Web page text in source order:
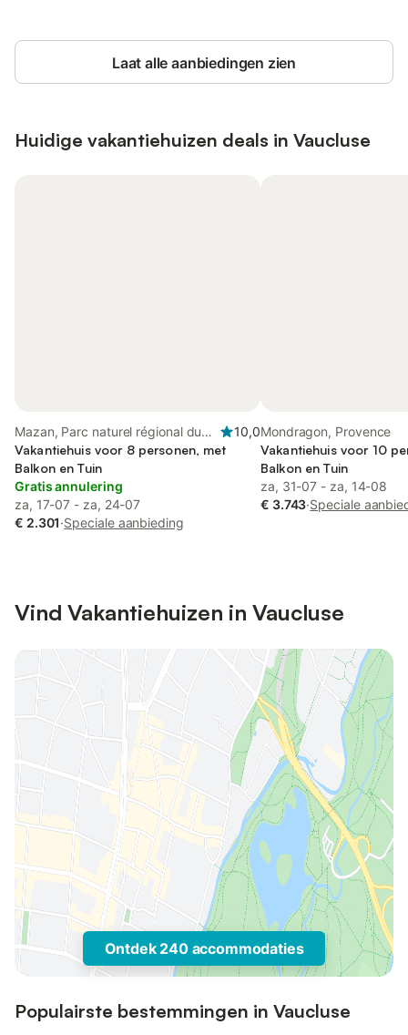
Laat alle aanbiedingen zien
Huidige vakantiehuizen deals in Vaucluse
Mazan, Parc naturel régional du
Mont-Ventoux
10,0
Vakantiehuis voor 8 personen, met
Balkon en Tuin
Gratis annulering
za, 17-07 - za, 24-07
€ 2.301·Speciale aanbieding
Mondragon, Provence
Vakantiehuis voor 10
Balkon en Tuin
za, 31-07 - za, 14-08
€ 3.743·Speciale
Vind Vakantiehuizen in Vaucluse
Ontdek 240 accommodaties
Populairste bestemmingen in Vaucluse